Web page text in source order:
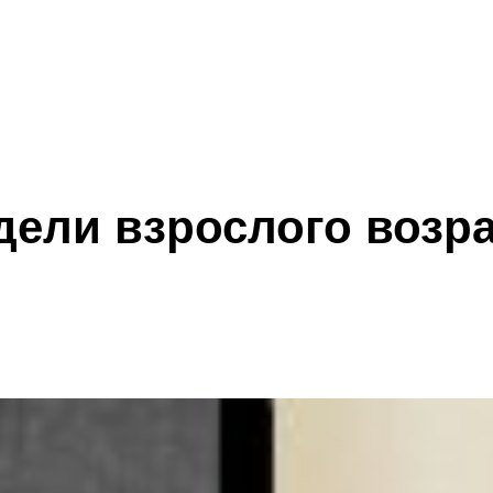
взрослого